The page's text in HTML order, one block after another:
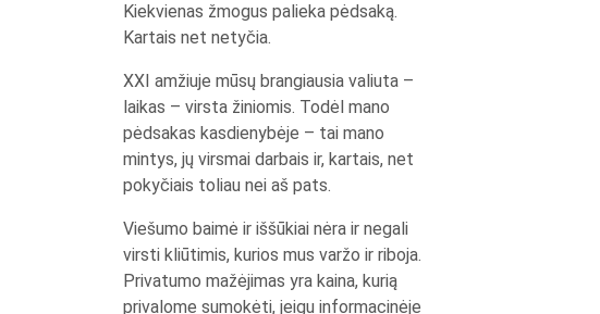
Kiekvienas žmogus palieka pėdsaką.
Kartais net netyčia.
XXI amžiuje mūsų brangiausia valiuta –
laikas – virsta žiniomis. Todėl mano
pėdsakas kasdienybėje – tai mano
mintys, jų virsmai darbais ir, kartais, net
pokyčiais toliau nei aš pats.
Viešumo baimė ir iššūkiai nėra ir negali
virsti kliūtimis, kurios mus varžo ir riboja.
Privatumo mažėjimas yra kaina, kurią
privalome sumokėti, jeigu informacinėje